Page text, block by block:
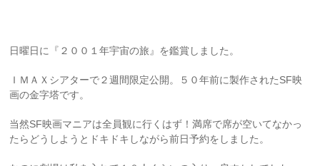
日曜日に『２００１年宇宙の旅』を鑑賞しました。
ＩＭＡＸシアターで２週間限定公開。５０年前に製作されたSF映
画の金字塔です。
当然SF映画マニアは全員観に行くはず！満席で席が空いてなかっ
たらどうしようとドキドキしながら前日予約をしました。